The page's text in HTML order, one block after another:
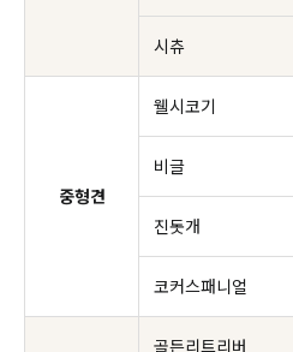
시츄
중형견
웰시코기
비글
진돗개
코커스패니얼
골든리트리버